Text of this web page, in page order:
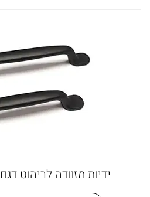
ידיות מזוודה לריהוט דגם 7032 שחור מט